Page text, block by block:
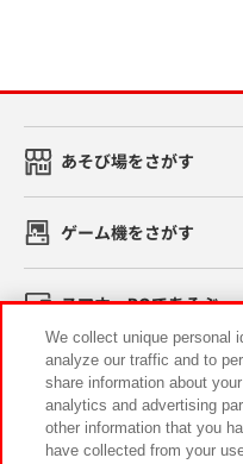
あそび場をさがす
ゲーム機をさがす
スマホ・PCであそぶ
イベント・キャンペーン
We collect unique personal
analyze our traffic and to
share information about
analytics and advertising
other information that you
have collected from your